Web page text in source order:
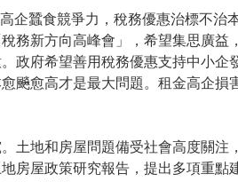
高企蠶食競爭力，稅務優惠治標不
務新方向高峰會」，希望集思廣
政府希望善用稅務優惠支持中小
飈愈高才是最大問題。租金高企
土地和房屋問題備受社會高度關
房屋政策研究報告，提出多項重